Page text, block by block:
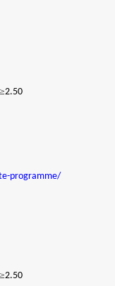
≥2.50
programme/
≥2.50